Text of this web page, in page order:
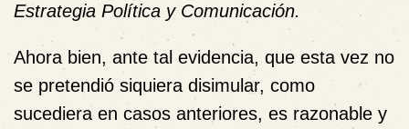
Estrategia Política y Comunicación.
Ahora bien, ante tal evidencia, que esta vez no
se pretendió siquiera disimular, como
sucediera en casos anteriores, es razonable y